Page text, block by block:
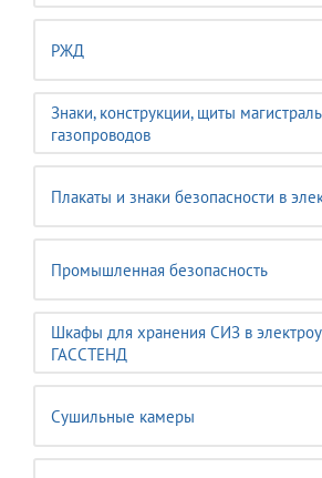
РЖД
Знаки, конструкции, щиты
газопроводов
Плакаты и знаки безопасности в
Промышленная безопасность
Шкафы для хранения СИЗ в
ГАССТЕНД
Сушильные камеры